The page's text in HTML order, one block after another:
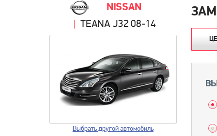
NISSAN
TEANA J32 08-14
Выбрать другой автомобиль